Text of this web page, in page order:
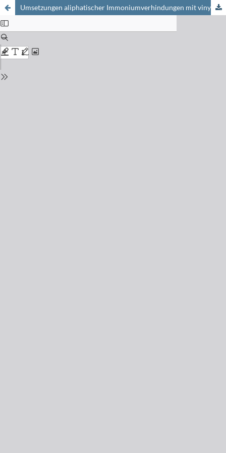
Umsetzungen aliphatischer Immoniumverhindungen mit vinylogen Säureamiden zu langkettigen Polymethinfarbstoffen